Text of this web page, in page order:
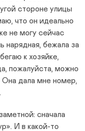
стороне улицы
что он идеально
не могу сейчас
нарядная, бежала за
к хозяйке,
пожалуйста, можно
дала мне номер,
сначала
И в какой-то